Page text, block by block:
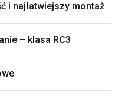
i najłatwiejszy montaż
– klasa RC3